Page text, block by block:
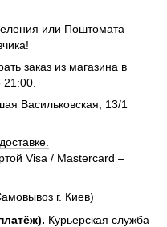
или Поштомата
заказ из магазина в
Васильковская, 13/1
Visa / Mastercard –
г. Киев)
Курьерская служба